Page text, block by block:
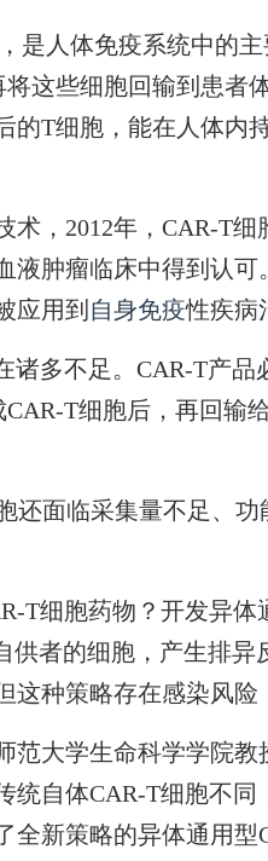
人体免疫系统中的主
这些细胞回输到患者
的T细胞，能在人体内
，2012年，CAR-T细
液肿瘤临床中得到认
应用到 自身免疫性疾病
多不足。CAR-T产品
T细胞后，再回输
面临采集量不足、功
细胞药物？开发异体
供者的细胞，产生排
这种策略存在感染风
大学生命科学学院教
统自体CAR-T细胞不
全新策略的异体通用